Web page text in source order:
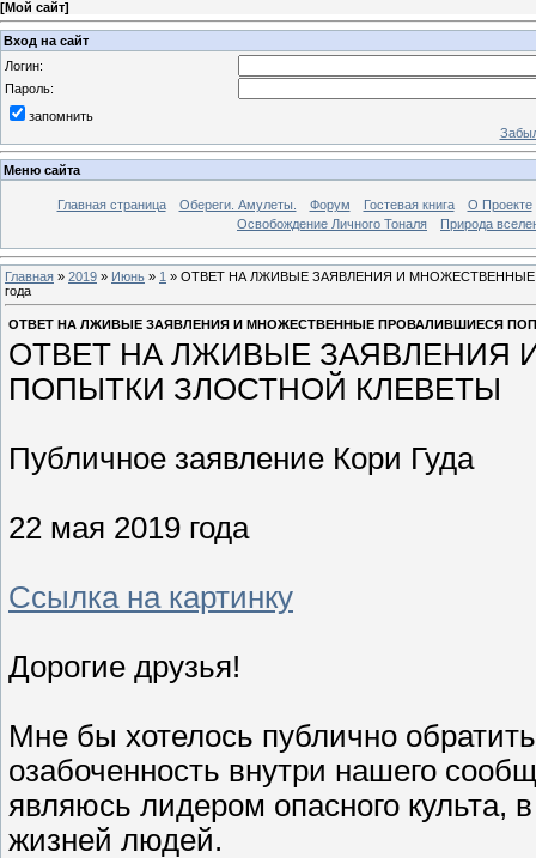
[Мой сайт]
Вход на сайт
Логин:
Пароль:
запомнить
Меню сайта
Главная страница Обереги. Амулеты. Форум Гостевая книга
О Проекте
Освобождение Личного Тоналя
Природа
Главная » 2019 » Июнь » 1 » ОТВЕТ НА ЛЖИВЫЕ ЗАЯВЛЕНИЯ И МНОЖЕСТВЕННЫЕ
года
ОТВЕТ НА ЛЖИВЫЕ ЗАЯВЛЕНИЯ И МНОЖЕСТВЕННЫЕ ПРОВАЛИВШИЕСЯ
ОТВЕТ НА ЛЖИВЫЕ
ПОПЫТКИ ЗЛОСТНОЙ КЛЕВЕТЫ
Публичное заявление Кори Гуда
22 мая 2019 года
Ссылка на картинку
Дорогие друзья!
Мне бы хотелось публично
озабоченность внутри нашего
являюсь лидером опасного культа,
жизней людей.